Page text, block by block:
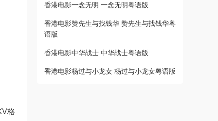
格
香港电影一念无明 一念无明粤语版
香港电影赞先生与找钱华 赞先生与找钱华粤
语版
香港电影中华战士 中华战士粤语版
香港电影杨过与小龙女 杨过与小龙女粤语版